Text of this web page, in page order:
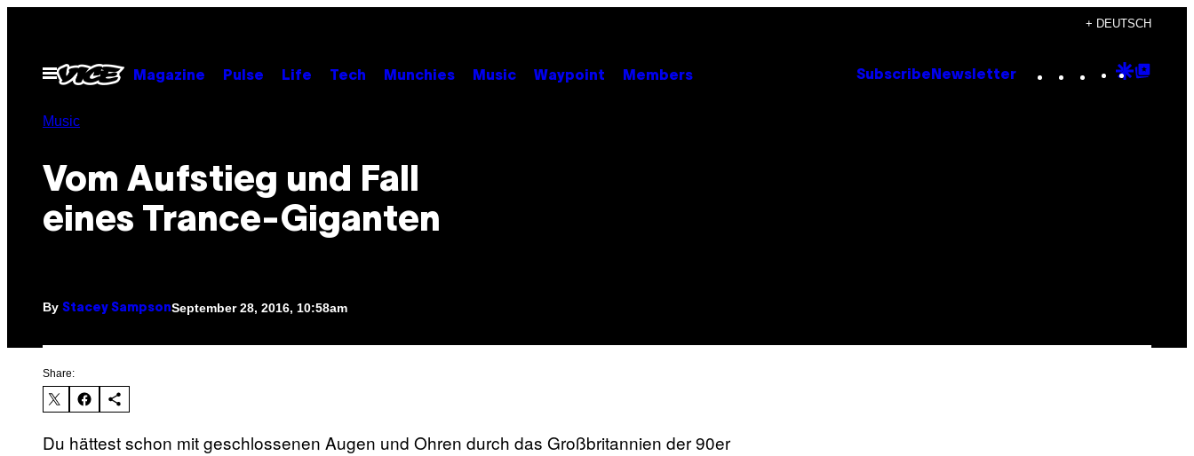
content
+ DEUTSCH
Open
Menu
Magazine Pulse Life Tech Munchies Music Waypoint Members Subscribe Newsletter Instagram
TikTok
YouTube
Google
Music
Vom Aufstieg und Fall
eines Trance-Giganten
By Stacey SampsonSeptember 28, 2016, 10:58am
Share:
Du hättest schon mit geschlossenen Augen und Ohren durch das Großbritannien der 90er